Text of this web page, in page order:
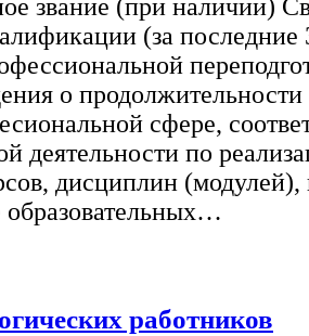
звание (при наличии)
(за последние
о
сфере,
деятельности по
дисциплин (модулей),
работников